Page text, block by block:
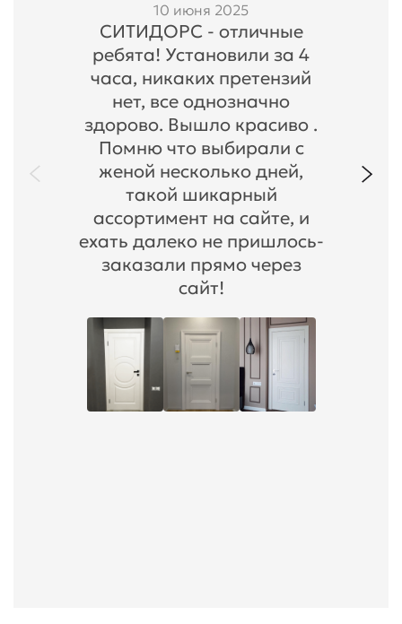
10 июня 2025
СИТИДОРС - отличные
ребята! Установили за 4
часа, никаких претензий
нет, все однозначно
здорово. Вышло красиво .
Помню что выбирали с
женой несколько дней,
такой шикарный
ассортимент на сайте, и
ехать далеко не пришлось-
заказали прямо через
сайт!